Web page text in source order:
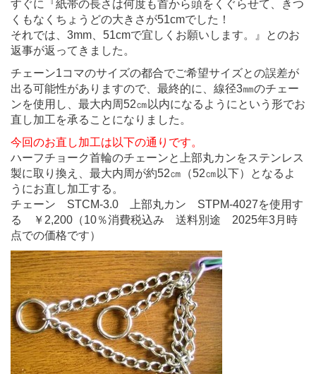
すぐに『紙帯の長さは何度も首から頭をくぐらせて、きつ
くもなくちょうどの大きさが51cmでした！
それでは、3mm、51cmで宜しくお願いします。』とのお
返事が返ってきました。
チェーン1コマのサイズの都合でご希望サイズとの誤差が
出る可能性がありますので、最終的に、線径3㎜のチェー
ンを使用し、最大内周52㎝以内になるようにという形でお
直し加工を承ることになりました。
今回のお直し加工は以下の通りです。
ハーフチョーク首輪のチェーンと上部丸カンをステンレス
製に取り換え、最大内周が約52㎝（52㎝以下）となるよ
うにお直し加工する。
チェーン STCM-3.0 上部丸カン STPM-4027を使用す
る ￥2,200（10％消費税込み 送料別途 2025年3月時
点での価格です）